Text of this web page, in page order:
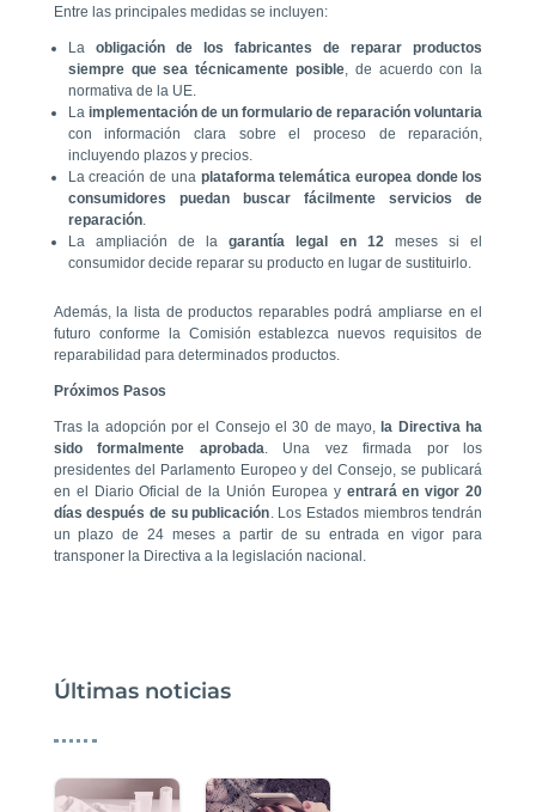
Entre las principales medidas se incluyen:
La obligación de los fabricantes de reparar productos
siempre que sea técnicamente posible , de acuerdo con la
normativa de la UE.
La implementación de un formulario de reparación voluntaria
con información clara sobre el proceso de reparación,
incluyendo plazos y precios.
La creación de una plataforma telemática europea donde los
consumidores puedan buscar fácilmente servicios de
reparación.
La ampliación de lagarantía legal en 12 meses si el
consumidor decide reparar su producto en lugar de sustituirlo.
Además, la lista de productos reparables podrá ampliarse en el
futuro conforme la Comisión establezca nuevos requisitos de
reparabilidad para determinados productos.
Próximos Pasos
Tras la adopción por el Consejo el 30 de mayo,la Directiva ha
sido formalmente aprobada . Una vez firmada por los
presidentes del Parlamento Europeo y del Consejo, se publicará
en el Diario Oficial de la Unión Europea y entrará en vigor 20
días después de su publicación . Los Estados miembros tendrán
un plazo de 24 meses a partir de su entrada en vigor para
transponer la Directiva a la legislación nacional.
Últimas noticias